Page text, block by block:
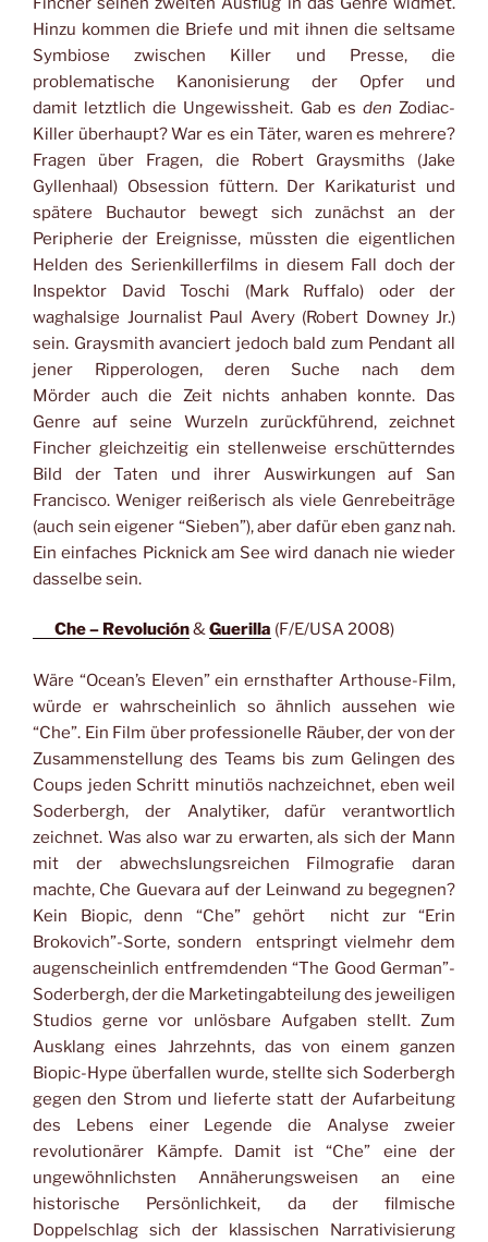
Hinzu kommen die Briefe und mit ihnen die seltsame
Symbiose zwischen Killer und Presse, die
problematische Kanonisierung der Opfer und
damit letztlich die Ungewissheit. Gab es den Zodiac-
Killer überhaupt? War es ein Täter, waren es mehrere?
Fragen über Fragen, die Robert Graysmiths (Jake
Gyllenhaal) Obsession füttern. Der Karikaturist und
spätere Buchautor bewegt sich zunächst an der
Peripherie der Ereignisse, müssten die eigentlichen
Helden des Serienkillerfilms in diesem Fall doch der
Inspektor David Toschi (Mark Ruffalo) oder der
waghalsige Journalist Paul Avery (Robert Downey Jr.)
sein. Graysmith avanciert jedoch bald zum Pendant all
jener Ripperologen, deren Suche nach dem
Mörder auch die Zeit nichts anhaben konnte. Das
Genre auf seine Wurzeln zurückführend, zeichnet
Fincher gleichzeitig ein stellenweise erschütterndes
Bild der Taten und ihrer Auswirkungen auf San
Francisco. Weniger reißerisch als viele Genrebeiträge
(auch sein eigener “Sieben”), aber dafür eben ganz nah.
Ein einfaches Picknick am See wird danach nie wieder
dasselbe sein.
Che – Revolución&Guerilla (F/E/USA 2008)
Wäre “Ocean’s Eleven” ein ernsthafter Arthouse-Film,
würde er wahrscheinlich so ähnlich aussehen wie
“Che”. Ein Film über professionelle Räuber, der von der
Zusammenstellung des Teams bis zum Gelingen des
Coups jeden Schritt minutiös nachzeichnet, eben weil
Soderbergh, der Analytiker, dafür verantwortlich
zeichnet. Was also war zu erwarten, als sich der Mann
mit der abwechslungsreichen Filmografie daran
machte, Che Guevara auf der Leinwand zu begegnen?
Kein Biopic, denn “Che” gehört nicht zur “Erin
Brokovich”-Sorte, sondern entspringt vielmehr dem
augenscheinlich entfremdenden “The Good German”-
Soderbergh, der die Marketingabteilung des jeweiligen
Studios gerne vor unlösbare Aufgaben stellt. Zum
Ausklang eines Jahrzehnts, das von einem ganzen
Biopic-Hype überfallen wurde, stellte sich Soderbergh
gegen den Strom und lieferte statt der Aufarbeitung
des Lebens einer Legende die Analyse zweier
revolutionärer Kämpfe. Damit ist “Che” eine der
ungewöhnlichsten Annäherungsweisen an eine
historische Persönlichkeit, da der filmische
Doppelschlag sich der klassischen Narrativisierung